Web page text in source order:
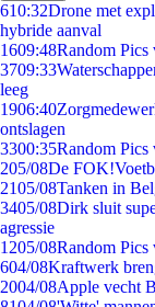
610:32Drone met
hybride aanval
1609:48Random Pics
3709:33
leeg
1906:40
ontslagen
3300:35Random Pics
205/08De
2105/08Tanken in
3405/08Dirk sluit
agressie
1205/08Random Pics
604/08Kraftwerk
2004/08Apple vecht